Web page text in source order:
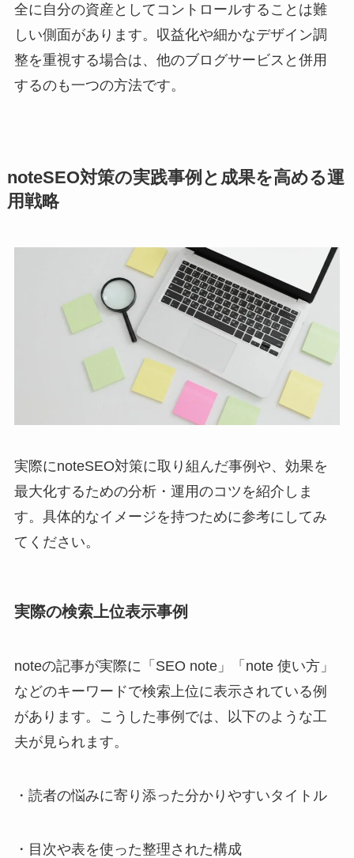
全に自分の資産としてコントロールすることは難
しい側面があります。収益化や細かなデザイン調
整を重視する場合は、他のブログサービスと併用
するのも一つの方法です。
noteSEO対策の実践事例と成果を高める運
用戦略
実際にnoteSEO対策に取り組んだ事例や、効果を
最大化するための分析・運用のコツを紹介しま
す。具体的なイメージを持つために参考にしてみ
てください。
実際の検索上位表示事例
noteの記事が実際に「SEO note」「note 使い方」
などのキーワードで検索上位に表示されている例
があります。こうした事例では、以下のような工
夫が見られます。
・読者の悩みに寄り添った分かりやすいタイトル
・目次や表を使った整理された構成